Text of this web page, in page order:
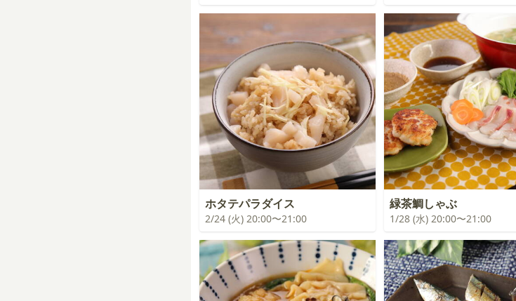
ホタテパラダイス
2/24 (火) 20:00〜21:00
緑茶鯛しゃぶ
1/28 (水) 20:00〜21:00